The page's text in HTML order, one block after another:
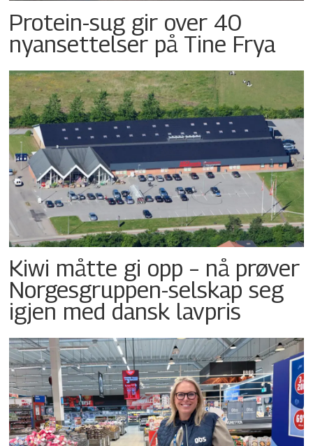
Protein-sug gir over 40
nyansettelser på Tine Frya
Kiwi måtte gi opp – nå prøver
Norgesgruppen-selskap seg
igjen med dansk lavpris